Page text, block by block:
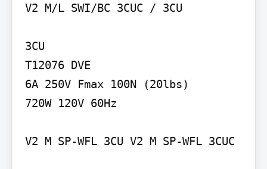
V2 M/L SWI/BC 3CUC / 3CU
3CU
T12076 DVE
6A 250V Fmax 100N (20lbs)
720W 120V 60Hz
V2 M SP-WFL 3CU V2 M SP-WFL 3CUC